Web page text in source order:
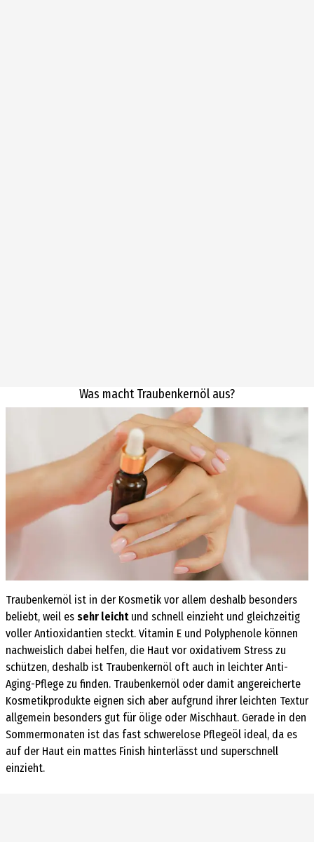
Was macht Traubenkernöl aus?
Traubenkernöl ist in der Kosmetik vor allem deshalb besonders
beliebt, weil es sehr leichtund schnell einzieht und gleichzeitig
voller Antioxidantien steckt. Vitamin E und Polyphenole können
nachweislich dabei helfen, die Haut vor oxidativem Stress zu
schützen, deshalb ist Traubenkernöl oft auch in leichter Anti-
Aging-Pflege zu finden. Traubenkernöl oder damit angereicherte
Kosmetikprodukte eignen sich aber aufgrund ihrer leichten Textur
allgemein besonders gut für ölige oder Mischhaut. Gerade in den
Sommermonaten ist das fast schwerelose Pflegeöl ideal, da es
auf der Haut ein mattes Finish hinterlässt und superschnell
einzieht.